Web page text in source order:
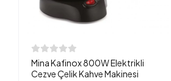
Mina Kafinox 800W Elektrikli
Cezve Çelik Kahve Makinesi